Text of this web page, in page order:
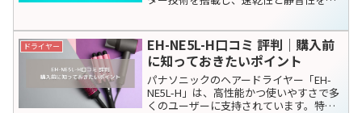
LINE コピー
関連記事